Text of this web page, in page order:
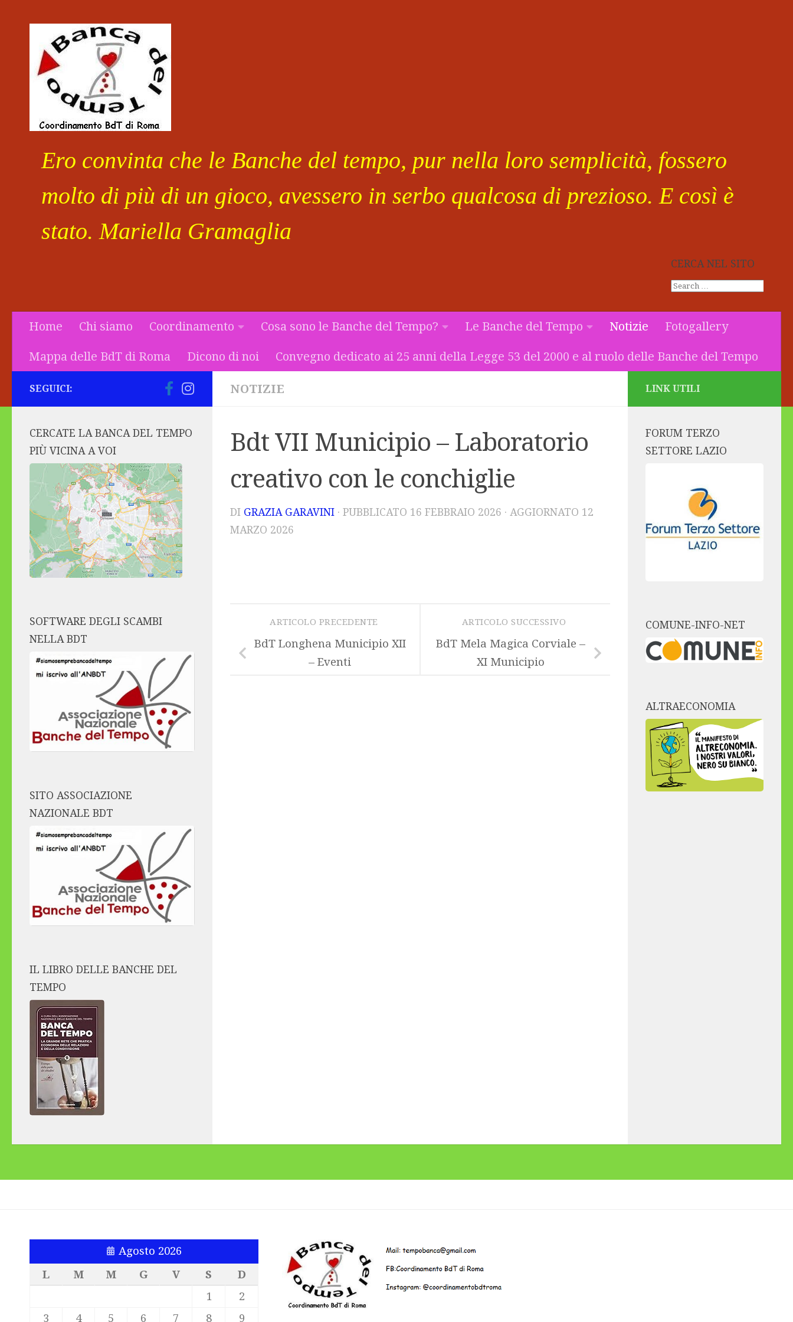
Ero convinta che le Banche del tempo, pur nella loro semplicità, fossero
molto di più di un gioco, avessero in serbo qualcosa di prezioso. E così è
stato. Mariella Gramaglia
CERCA NEL SITO
Home Chi siamo Coordinamento Cosa sono le Banche del Tempo? Le Banche del Tempo Notizie Fotogallery
Mappa delle BdT di Roma Dicono di noi Convegno dedicato ai 25 anni della Legge 53 del 2000 e al ruolo delle Banche del Tempo
NOTIZIE
Bdt VII Municipio – Laboratorio
creativo con le conchiglie
DI GRAZIA GARAVINI · PUBBLICATO 16 FEBBRAIO 2026 · AGGIORNATO 12
MARZO 2026
ARTICOLO SUCCESSIVO
BdT Mela Magica Corviale –
XI Municipio
ARTICOLO PRECEDENTE
BdT Longhena Municipio XII
– Eventi
SEGUICI:
CERCATE LA BANCA DEL TEMPO
PIÙ VICINA A VOI
SOFTWARE DEGLI SCAMBI
NELLA BDT
SITO ASSOCIAZIONE
NAZIONALE BDT
IL LIBRO DELLE BANCHE DEL
TEMPO
LINK UTILI
FORUM TERZO
SETTORE LAZIO
COMUNE-INFO-NET
ALTRAECONOMIA
Agosto 2026
L
M M G V S
D
1
2
3
4 5 6 7 8 9